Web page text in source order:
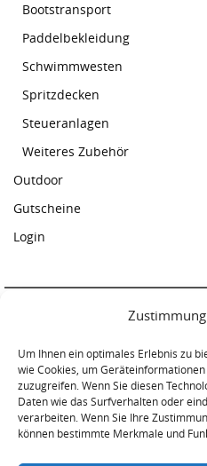
Um Ihnen ein optimales Erlebnis zu
wie Cookies, um
zuzugreifen. Wenn Sie diesen
Daten wie das Surfverhalten oder
verarbeiten. Wenn Sie Ihre
können bestimmte Merkmale und
Bootstransport
Paddelbekleidung
Schwimmwesten
Spritzdecken
Steueranlagen
Weiteres Zubehör
Outdoor
Gutscheine
Login
Am Warnowufer 59
18057 Rostock
Tel. 0381-2034620